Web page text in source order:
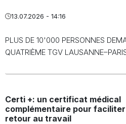
13.07.2026 - 14:16
PLUS DE 10'000 PERSONNES
QUATRIÈME TGV
Certi +: un certificat médical
complémentaire pour
retour au travail